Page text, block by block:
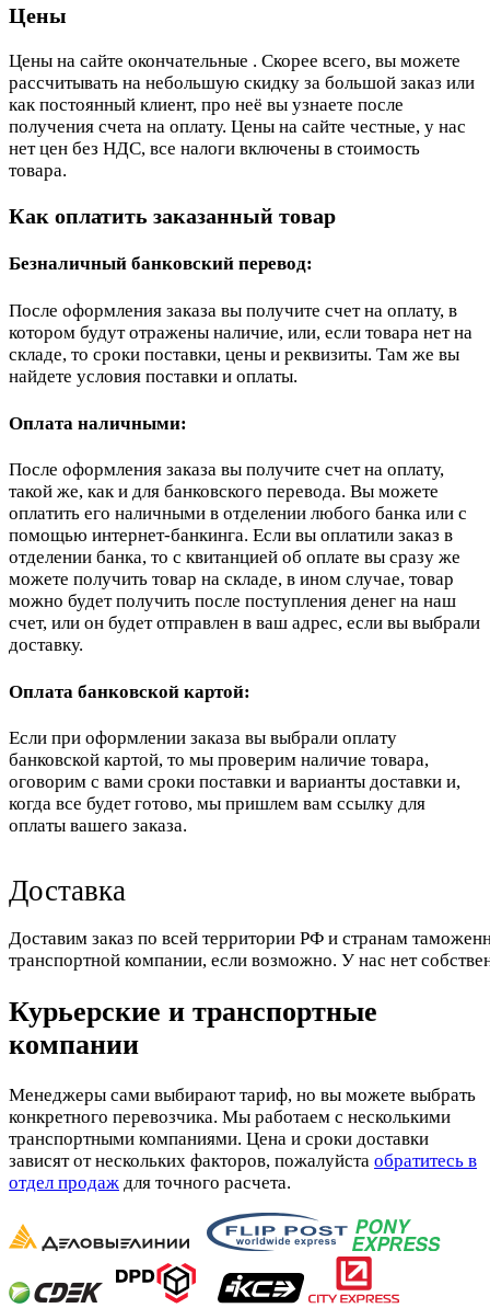
Цены
Цены на сайте окончательные . Скорее всего, вы можете
рассчитывать на небольшую скидку за большой заказ или
как постоянный клиент, про неё вы узнаете после
получения счета на оплату. Цены на сайте честные, у нас
нет цен без НДС, все налоги включены в стоимость
товара.
Как оплатить заказанный товар
Безналичный банковский перевод:
После оформления заказа вы получите счет на оплату, в
котором будут отражены наличие, или, если товара нет на
складе, то сроки поставки, цены и реквизиты. Там же вы
найдете условия поставки и оплаты.
Оплата наличными:
После оформления заказа вы получите счет на оплату,
такой же, как и для банковского перевода. Вы можете
оплатить его наличными в отделении любого банка или с
помощью интернет-банкинга. Если вы оплатили заказ в
отделении банка, то с квитанцией об оплате вы сразу же
можете получить товар на складе, в ином случае, товар
можно будет получить после поступления денег на наш
счет, или он будет отправлен в ваш адрес, если вы выбрали
доставку.
Оплата банковской картой:
Если при оформлении заказа вы выбрали оплату
банковской картой, то мы проверим наличие товара,
оговорим с вами сроки поставки и варианты доставки и,
когда все будет готово, мы пришлем вам ссылку для
оплаты вашего заказа.
Доставка
Доставим заказ по всей территории РФ и странам
транспортной компании, если возможно. У нас нет
Курьерские и транспортные
компании
Менеджеры сами выбирают тариф, но вы можете выбрать
конкретного перевозчика. Мы работаем с несколькими
транспортными компаниями. Цена и сроки доставки
зависят от нескольких факторов, пожалуйста обратитесь в
отдел продаж для точного расчета.